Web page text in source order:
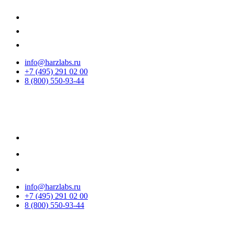
info@harzlabs.ru
+7 (495) 291 02 00
8 (800) 550-93-44
info@harzlabs.ru
+7 (495) 291 02 00
8 (800) 550-93-44